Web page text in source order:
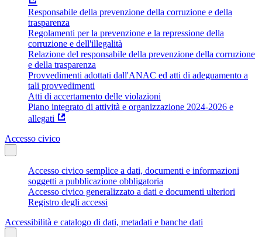
Responsabile della prevenzione della corruzione e della
trasparenza
Regolamenti per la prevenzione e la repressione della
corruzione e dell'illegalità
Relazione del responsabile della prevenzione della corruzione
e della trasparenza
Provvedimenti adottati dall'ANAC ed atti di adeguamento a
tali provvedimenti
Atti di accertamento delle violazioni
Piano integrato di attività e organizzazione 2024-2026 e
allegati
Accesso civico
Accesso civico semplice a dati, documenti e informazioni
soggetti a pubblicazione obbligatoria
Accesso civico generalizzato a dati e documenti ulteriori
Registro degli accessi
Accessibilità e catalogo di dati, metadati e banche dati